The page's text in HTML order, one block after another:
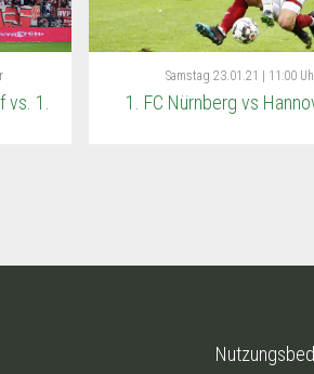
vs. 1.
Samstag 23.01.21 | 11:00
1. FC Nürnberg vs